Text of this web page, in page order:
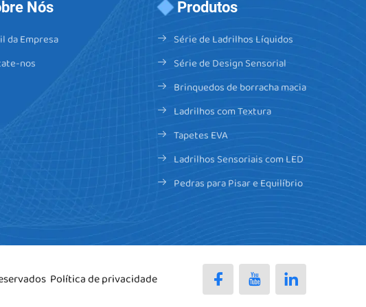
Nós
da Empresa
nos
Produtos
Série de Ladrilhos Líquidos
Série de Design Sensorial
Brinquedos de borracha macia
Ladrilhos com Textura
Tapetes EVA
Ladrilhos Sensoriais com LED
Pedras para Pisar e Equilíbrio
Política de privacidade